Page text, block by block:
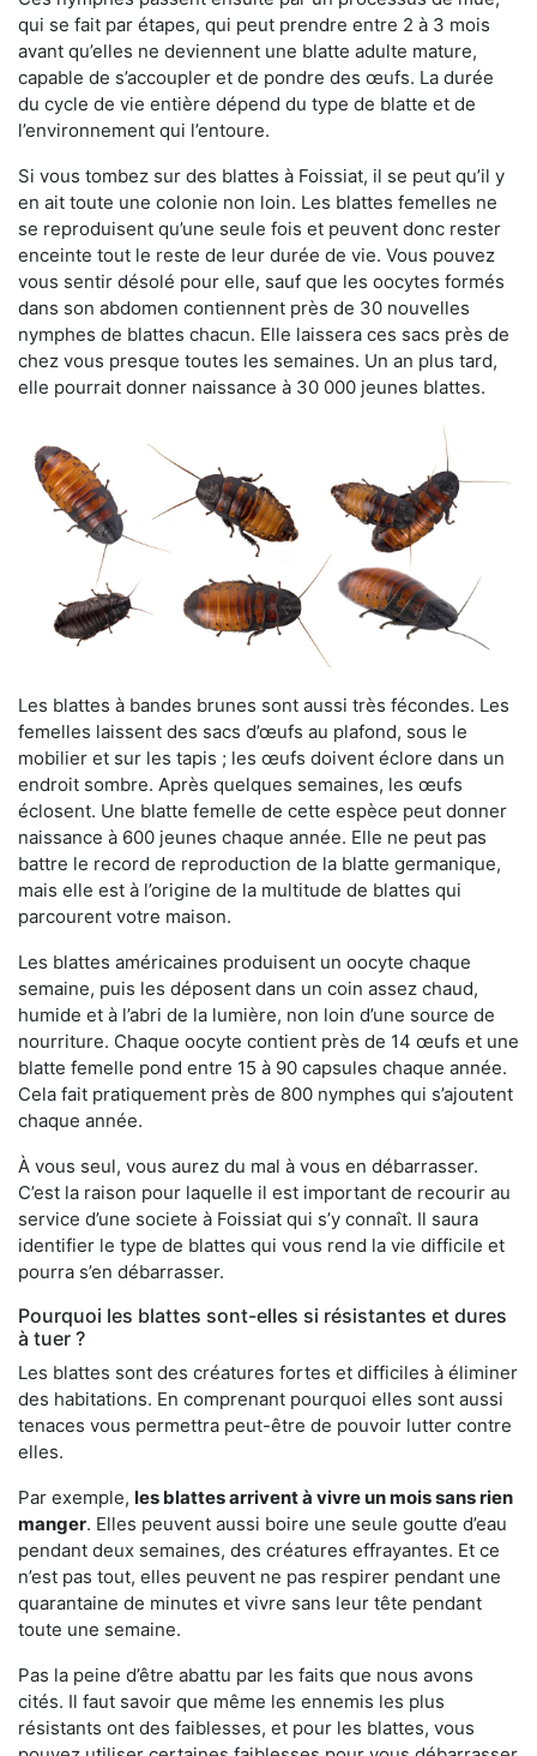
qui se fait par étapes, qui peut prendre entre 2 à 3 mois
avant qu’elles ne deviennent une blatte adulte mature,
capable de s’accoupler et de pondre des œufs. La durée
du cycle de vie entière dépend du type de blatte et de
l’environnement qui l’entoure.
Si vous tombez sur des blattes à Foissiat, il se peut qu’il y
en ait toute une colonie non loin. Les blattes femelles ne
se reproduisent qu’une seule fois et peuvent donc rester
enceinte tout le reste de leur durée de vie. Vous pouvez
vous sentir désolé pour elle, sauf que les oocytes formés
dans son abdomen contiennent près de 30 nouvelles
nymphes de blattes chacun. Elle laissera ces sacs près de
chez vous presque toutes les semaines. Un an plus tard,
elle pourrait donner naissance à 30 000 jeunes blattes.
Les blattes à bandes brunes sont aussi très fécondes. Les
femelles laissent des sacs d’œufs au plafond, sous le
mobilier et sur les tapis ; les œufs doivent éclore dans un
endroit sombre. Après quelques semaines, les œufs
éclosent. Une blatte femelle de cette espèce peut donner
naissance à 600 jeunes chaque année. Elle ne peut pas
battre le record de reproduction de la blatte germanique,
mais elle est à l’origine de la multitude de blattes qui
parcourent votre maison.
Les blattes américaines produisent un oocyte chaque
semaine, puis les déposent dans un coin assez chaud,
humide et à l’abri de la lumière, non loin d’une source de
nourriture. Chaque oocyte contient près de 14 œufs et une
blatte femelle pond entre 15 à 90 capsules chaque année.
Cela fait pratiquement près de 800 nymphes qui s’ajoutent
chaque année.
À vous seul, vous aurez du mal à vous en débarrasser.
C’est la raison pour laquelle il est important de recourir au
service d’une societe à Foissiat qui s’y connaît. Il saura
identifier le type de blattes qui vous rend la vie difficile et
pourra s’en débarrasser.
Pourquoi les blattes sont-elles si résistantes et dures
à tuer ?
Les blattes sont des créatures fortes et difficiles à éliminer
des habitations. En comprenant pourquoi elles sont aussi
tenaces vous permettra peut-être de pouvoir lutter contre
elles.
Par exemple, les blattes arrivent à vivre un mois sans rien
manger. Elles peuvent aussi boire une seule goutte d’eau
pendant deux semaines, des créatures effrayantes. Et ce
n’est pas tout, elles peuvent ne pas respirer pendant une
quarantaine de minutes et vivre sans leur tête pendant
toute une semaine.
Pas la peine d’être abattu par les faits que nous avons
cités. Il faut savoir que même les ennemis les plus
résistants ont des faiblesses, et pour les blattes, vous